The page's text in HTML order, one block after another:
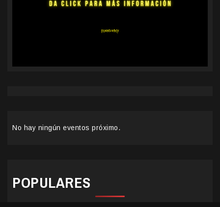
No hay ningún eventos próximo.
POPULARES